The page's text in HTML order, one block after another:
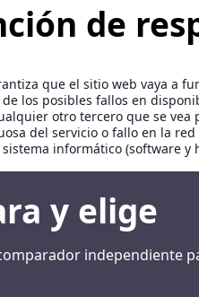
de
que el sitio web vaya a
los posibles fallos en
otro tercero que se
del servicio o fallo en la
informático (software
y elige
independiente